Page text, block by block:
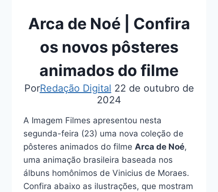
Arca de Noé | Confira
os novos pôsteres
animados do filme
PorRedação Digital 22 de outubro de
2024
A Imagem Filmes apresentou nesta
segunda-feira (23) uma nova coleção de
pôsteres animados do filme Arca de Noé,
uma animação brasileira baseada nos
álbuns homônimos de Vinicius de Moraes.
Confira abaixo as ilustrações, que mostram